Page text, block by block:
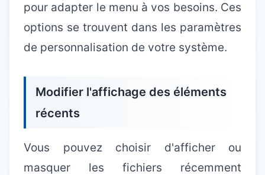
pour adapter le menu à vos besoins. Ces
options se trouvent dans les paramètres
de personnalisation de votre système.
Modifier l'affichage des éléments
récents
Vous pouvez choisir d'afficher ou
masquer les fichiers récemment